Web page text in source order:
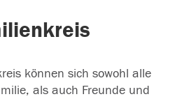
können sich sowohl alle
als auch Freunde und